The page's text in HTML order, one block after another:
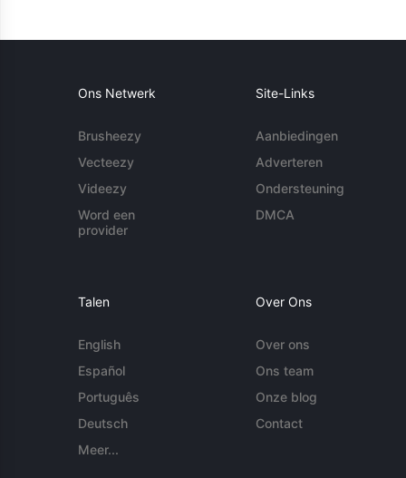
Ons Netwerk
Brusheezy
Vecteezy
Videezy
Word een
provider
Site-Links
Aanbiedingen
Adverteren
Ondersteuning
DMCA
Talen
English
Español
Português
Deutsch
Meer...
Over Ons
Over ons
Ons team
Onze blog
Contact